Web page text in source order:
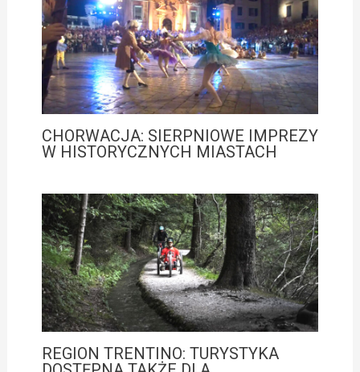
CHORWACJA: SIERPNIOWE IMPREZY
W HISTORYCZNYCH MIASTACH
REGION TRENTINO: TURYSTYKA